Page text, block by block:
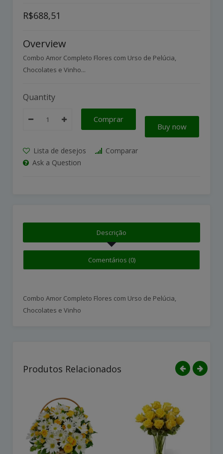
R$688,51
Overview
Combo Amor Completo Flores com Urso de Pelúcia,
Chocolates e Vinho...
Quantity
Comprar
Buy now
Lista de desejos
Comparar
Ask a Question
Descrição
Comentários (0)
Combo Amor Completo Flores com Urso de Pelúcia,
Chocolates e Vinho
Produtos Relacionados